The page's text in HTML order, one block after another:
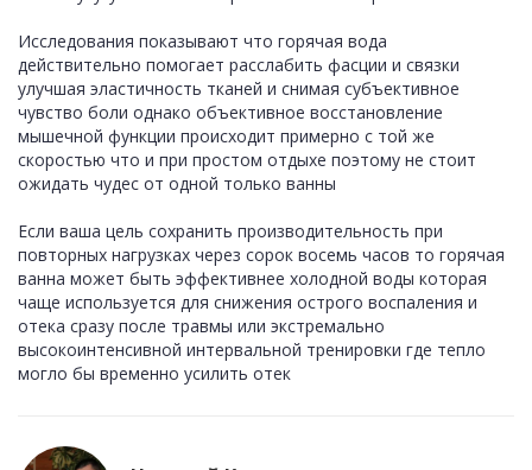
Исследования показывают что горячая вода
действительно помогает расслабить фасции и связки
улучшая эластичность тканей и снимая субъективное
чувство боли однако объективное восстановление
мышечной функции происходит примерно с той же
скоростью что и при простом отдыхе поэтому не стоит
ожидать чудес от одной только ванны
Если ваша цель сохранить производительность при
повторных нагрузках через сорок восемь часов то горячая
ванна может быть эффективнее холодной воды которая
чаще используется для снижения острого воспаления и
отека сразу после травмы или экстремально
высокоинтенсивной интервальной тренировки где тепло
могло бы временно усилить отек